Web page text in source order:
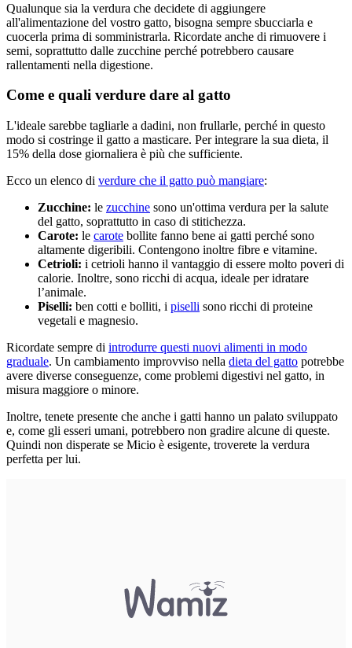
Qualunque sia la verdura che decidete di aggiungere
all'alimentazione del vostro gatto, bisogna sempre sbucciarla e
cuocerla prima di somministrarla. Ricordate anche di rimuovere i
semi, soprattutto dalle zucchine perché potrebbero causare
rallentamenti nella digestione.
Come e quali verdure dare al gatto
L'ideale sarebbe tagliarle a dadini, non frullarle, perché in questo
modo si costringe il gatto a masticare. Per integrare la sua dieta, il
15% della dose giornaliera è più che sufficiente.
Ecco un elenco di verdure che il gatto può mangiare:
Zucchine: le zucchine sono un'ottima verdura per la salute
del gatto, soprattutto in caso di stitichezza.
Carote: le carote bollite fanno bene ai gatti perché sono
altamente digeribili. Contengono inoltre fibre e vitamine.
Cetrioli: i cetrioli hanno il vantaggio di essere molto poveri di
calorie. Inoltre, sono ricchi di acqua, ideale per idratare
l’animale.
Piselli: ben cotti e bolliti, i piselli sono ricchi di proteine
vegetali e magnesio.
Ricordate sempre di introdurre questi nuovi alimenti in modo
graduale. Un cambiamento improvviso nella dieta del gatto potrebbe
avere diverse conseguenze, come problemi digestivi nel gatto, in
misura maggiore o minore.
Inoltre, tenete presente che anche i gatti hanno un palato sviluppato
e, come gli esseri umani, potrebbero non gradire alcune di queste.
Quindi non disperate se Micio è esigente, troverete la verdura
perfetta per lui.